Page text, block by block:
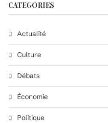
CATEGORIES
Actualité
Culture
Débats
Économie
Politique